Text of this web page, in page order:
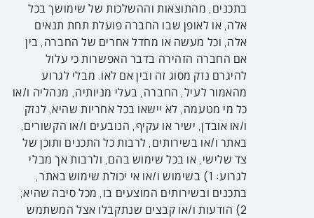
בתכנים, מהתוצאות וההשלכות של שימושך בכל
אלה, או לאופן שבו החברה פועלת תחת תנאים
אלה, וכל מעשה או מחדל אחרים של החברה, בין
אם החברה הזהירה בדבר האפשרות כי עלול
להיגרם נזק מסוג זה ובין אם לאו. מבלי לגרוע
מהאמור לעיל, החברה, בעלי מניותיה, מנהליה ו/או
כל מי מטעמה, לא יישאו בכל אחריות שהיא, לנזק
ו/או אובדן, ישיר או עקיף, הנובעים ו/או הקשורים,
באתר ו/או בשירותים, לרבות כל התכנים ותוכן של
צד שלישי, או בכל שימוש בהם, ולרבות אך מבלי
לגרוע: 1) בשימוש ו/או אי יכולת שימוש באתר,
בתכנים ובשירותים המוצעים בו, מכל סיבה שהיא;
2) הודעות ו/או קבצים שנתקבלו אצל המשתמש